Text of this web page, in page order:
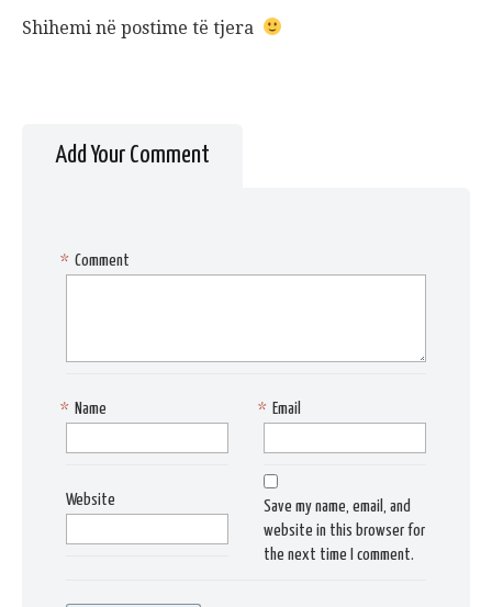
Shihemi në postime të tjera
Add Your Comment
Comment
*
Name
* Email
*
Website
Save my name, email, and
website in this browser for
the next time I comment.